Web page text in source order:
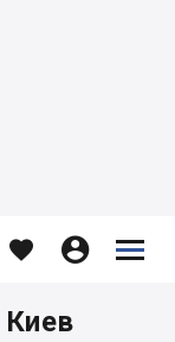
  

